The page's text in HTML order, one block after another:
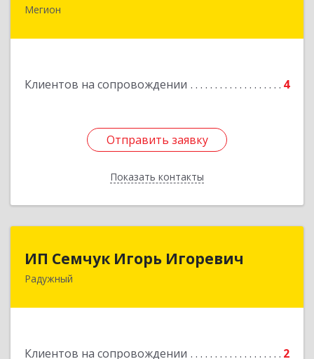
Мегион
Клиентов на сопровождении 4
Отправить заявку
Показать контакты
628690, Ханты-Мансийский Автономный округ
Подробнее
Отправить заявку
Назад
ИП Семчук Игорь Игоревич
Радужный
Клиентов на сопровождении 2
628464, ХМАО-Югра, г. Радужный, 1 мкн.,